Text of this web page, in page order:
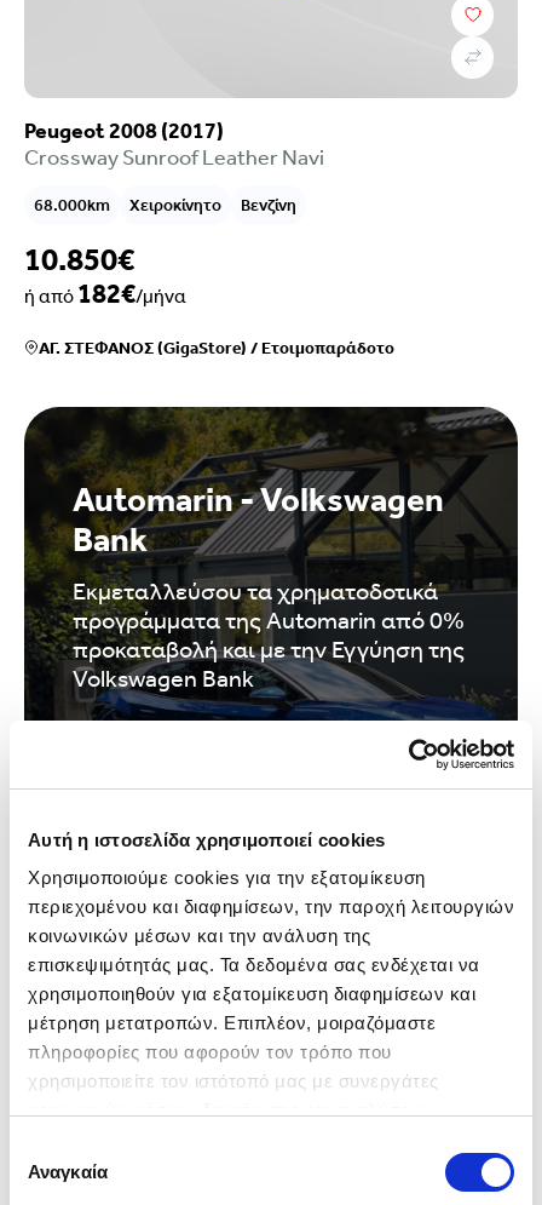
Αυτή η ιστοσελίδα χρησιμοποιεί cookies
Χρησιμοποιούμε cookies για την εξατομίκευση
περιεχομένου και διαφημίσεων, την παροχή λειτουργιών
κοινωνικών μέσων και την ανάλυση της
επισκεψιμότητάς μας. Τα δεδομένα σας ενδέχεται να
χρησιμοποιηθούν για εξατομίκευση διαφημίσεων και
μέτρηση μετατροπών. Επιπλέον, μοιραζόμαστε
πληροφορίες που αφορούν τον τρόπο που
χρησιμοποιείτε τον ιστότοπό μας με συνεργάτες
Δεδομένων Google
), οι οποίοι ενδεχομένως να τις
συνδυάσουν με άλλες πληροφορίες που τους έχετε
συγκατάθεσης
Αναγκαία
Peugeot 2008 (2017)
Crossway Sunroof Leather Navi
68.000km Χειροκίνητο Βενζίνη
10.850€
ή από 182€/μήνα
ΑΓ. ΣΤΕΦΑΝΟΣ (GigaStore) /Ετοιμοπαράδοτο
Automarin - Volkswagen
Bank
Εκμεταλλεύσου τα χρηματοδοτικά
προγράμματα της Automarin από 0%
προκαταβολή και με την Εγγύηση της
Volkswagen Bank